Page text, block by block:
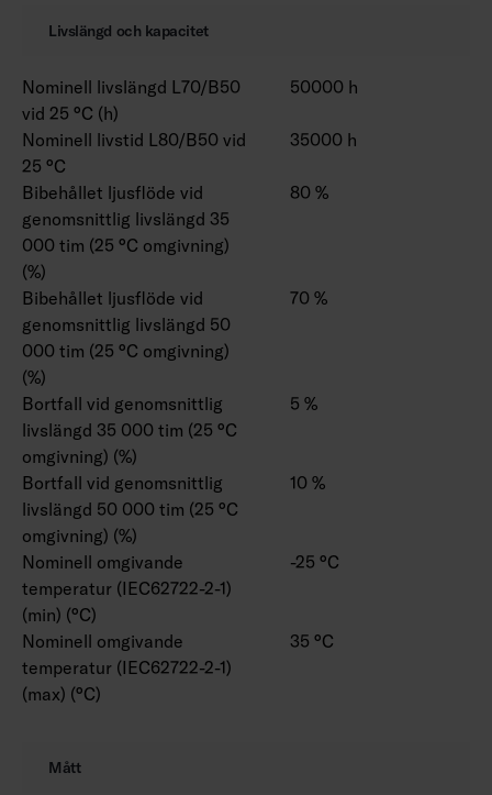
Livslängd och kapacitet
Nominell livslängd L70/B50
vid 25 °C (h)
50000 h
Nominell livstid L80/B50 vid
25 °C
35000 h
Bibehållet ljusflöde vid
genomsnittlig livslängd 35
000 tim (25 °C omgivning)
(%)
80 %
Bibehållet ljusflöde vid
genomsnittlig livslängd 50
000 tim (25 °C omgivning)
(%)
70 %
Bortfall vid genomsnittlig
livslängd 35 000 tim (25 °C
omgivning) (%)
5 %
Bortfall vid genomsnittlig
livslängd 50 000 tim (25 °C
omgivning) (%)
10 %
Nominell omgivande
temperatur (IEC62722-2-1)
(min) (°C)
-25 °C
Nominell omgivande
temperatur (IEC62722-2-1)
(max) (°C)
35 °C
Mått